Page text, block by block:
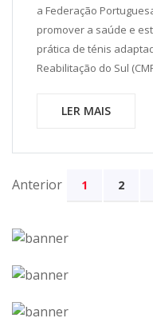
a Federação
promover a saúde e
prática de ténis
Reabilitação do Sul
LER MAIS
Anterior 1 2